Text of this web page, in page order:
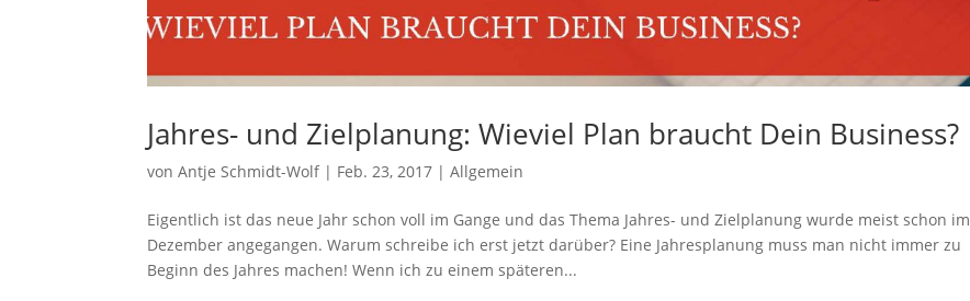
Jahres- und Zielplanung: Wieviel Plan braucht Dein Business?
vonAntje Schmidt-Wolf| Feb. 23, 2017 |Allgemein
Eigentlich ist das neue Jahr schon voll im Gange und das Thema Jahres- und Zielplanung wurde meist schon im
Dezember angegangen. Warum schreibe ich erst jetzt darüber? Eine Jahresplanung muss man nicht immer zu
Beginn des Jahres machen! Wenn ich zu einem späteren...